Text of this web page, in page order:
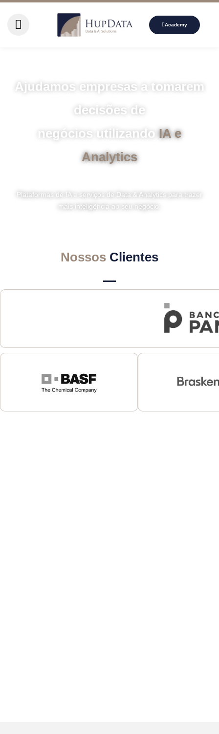
Academy
Ajudamos empresas a tomarem
decisões de
negócios utilizandoIA e
Analytics
Plataformas de IA e serviços de Data & Analytics para trazer
mais inteligência ao seu negócio.
Nossos Clientes